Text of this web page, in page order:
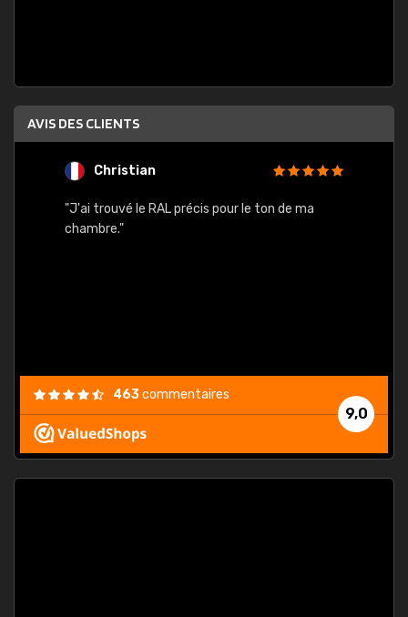
AVIS DES CLIENTS
Christian
"J'ai trouvé le RAL précis pour le ton de ma
chambre."
9,0
463commentaires